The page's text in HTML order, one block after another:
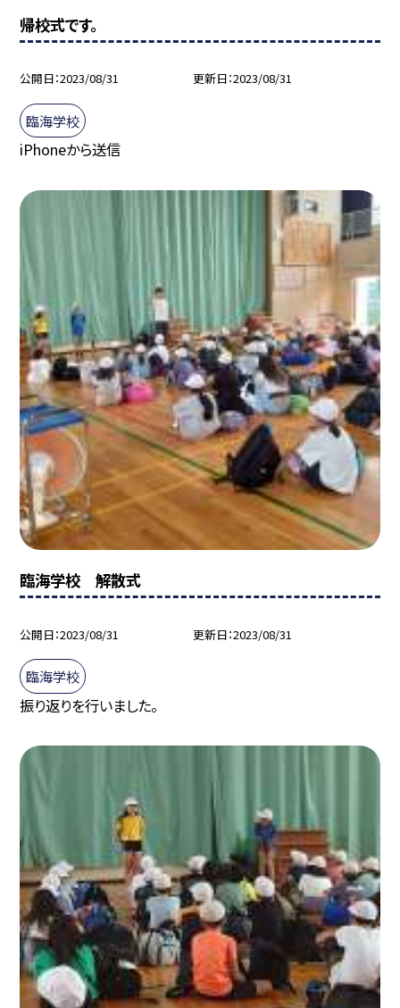
帰校式です。
公開日 2023/08/31 更新日 2023/08/31
臨海学校
iPhoneから送信
臨海学校 解散式
公開日 2023/08/31 更新日 2023/08/31
臨海学校
振り返りを行いました。